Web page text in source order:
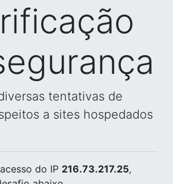
tentativas de
a sites hospedados
do IP 216.73.217.25,